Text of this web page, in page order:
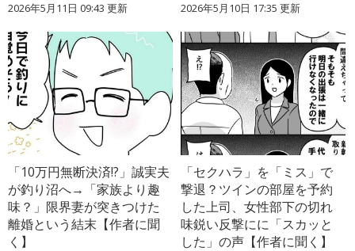
2026年5月11日 09:43 更新 2026年5月10日 17:35 更新
「10万円無断決済!?」誠実夫
が釣り沼へ→「家族より趣
味？」限界妻が突きつけた
離婚という結末【作者に聞
く】
「セクハラ」を「ミス」で
撃退？ツインの部屋を予約
した上司、女性部下の切れ
味鋭い反撃にに「スカッと
した」の声【作者に聞く】